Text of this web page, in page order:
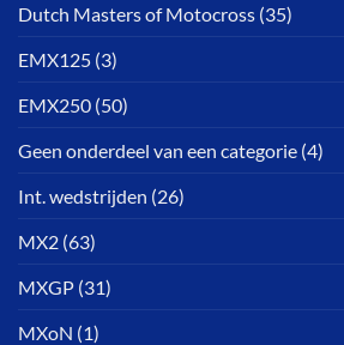
Dutch Masters of Motocross (35)
EMX125 (3)
EMX250 (50)
Geen onderdeel van een categorie (4)
Int. wedstrijden (26)
MX2 (63)
MXGP (31)
MXoN (1)